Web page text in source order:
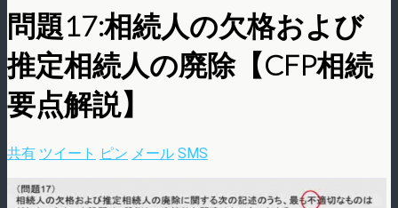
問題17:相続人の欠格および
推定相続人の廃除【CFP相続
要点解説】
共有 ツイート ピン メール SMS